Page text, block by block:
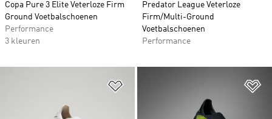
Copa Pure 3 Elite Veterloze Firm
Ground Voetbalschoenen
Performance
3 kleuren
Predator League Veterloze
Firm/Multi-Ground
Voetbalschoenen
Performance